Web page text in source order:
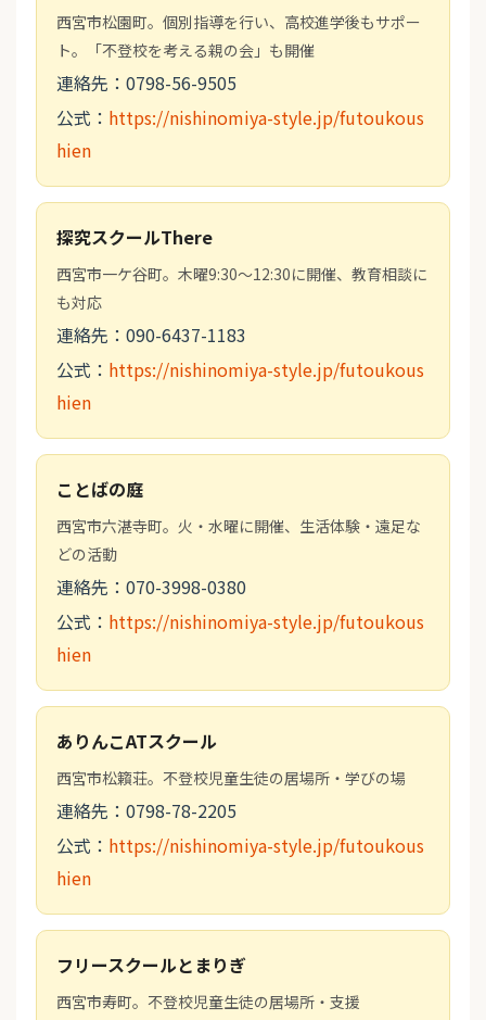
西宮市松園町。個別指導を行い、高校進学後もサポー
ト。「不登校を考える親の会」も開催
連絡先：0798-56-9505
公式： https://nishinomiya-style.jp/futoukous
hien
探究スクールThere
西宮市一ケ谷町。木曜9:30〜12:30に開催、教育相談に
も対応
連絡先：090-6437-1183
公式： https://nishinomiya-style.jp/futoukous
hien
ことばの庭
西宮市六湛寺町。火・水曜に開催、生活体験・遠足な
どの活動
連絡先：070-3998-0380
公式： https://nishinomiya-style.jp/futoukous
hien
ありんこATスクール
西宮市松籟荘。不登校児童生徒の居場所・学びの場
連絡先：0798-78-2205
公式： https://nishinomiya-style.jp/futoukous
hien
フリースクールとまりぎ
西宮市寿町。不登校児童生徒の居場所・支援